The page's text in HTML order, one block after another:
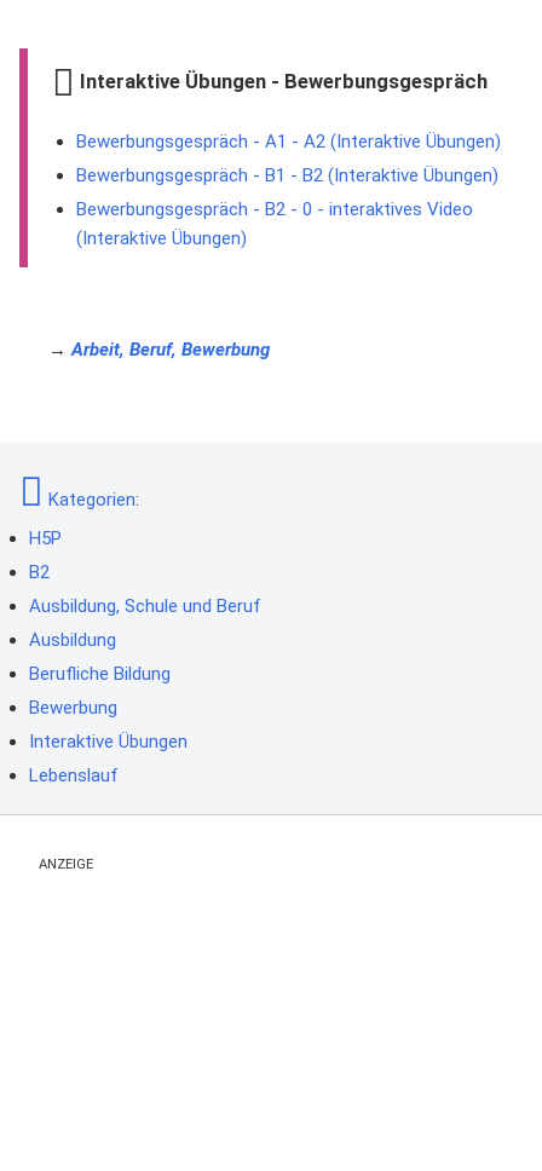
Interaktive Übungen - Bewerbungsgespräch
Bewerbungsgespräch - A1 - A2 (Interaktive Übungen)
Bewerbungsgespräch - B1 - B2 (Interaktive Übungen)
Bewerbungsgespräch - B2 - 0 - interaktives Video
(Interaktive Übungen)
→Arbeit, Beruf, Bewerbung
Kategorien:
H5P
B2
Ausbildung, Schule und Beruf
Ausbildung
Berufliche Bildung
Bewerbung
Interaktive Übungen
Lebenslauf
ANZEIGE